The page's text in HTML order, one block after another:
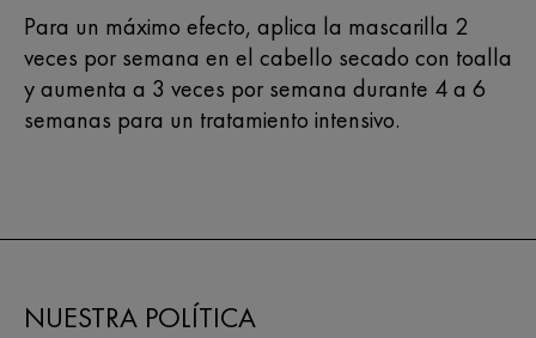
Para un máximo efecto, aplica la mascarilla 2
veces por semana en el cabello secado con toalla
y aumenta a 3 veces por semana durante 4 a 6
semanas para un tratamiento intensivo.
NUESTRA POLÍTICA